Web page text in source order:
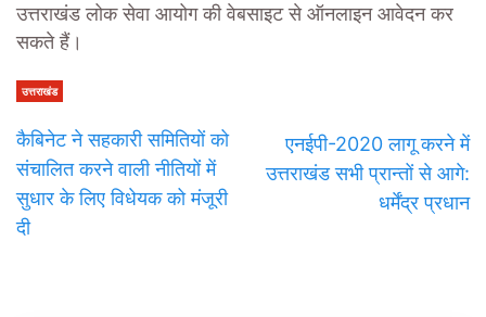
उत्तराखंड लोक सेवा आयोग की वेबसाइट से ऑनलाइन आवेदन कर
सकते हैं।
उत्तराखंड
कैबिनेट ने सहकारी समितियों को
संचालित करने वाली नीतियों में
सुधार के लिए विधेयक को मंजूरी
दी
एनईपी-2020 लागू करने में
उत्तराखंड सभी प्रान्तों से आगे:
धर्मेंद्र प्रधान